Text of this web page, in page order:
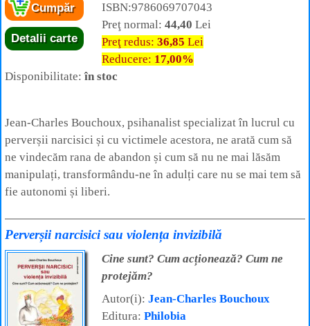
Cumpăr
Detalii carte
ISBN:9786069707043
Preţ normal: 44,40 Lei
Preţ redus: 36,85 Lei
Reducere: 17,00%
Disponibilitate:în stoc
Jean-Charles Bouchoux, psihanalist specializat în lucrul cu
perverșii narcisici și cu victimele acestora, ne arată cum să
ne vindecăm rana de abandon și cum să nu ne mai lăsăm
manipulați, transformându-ne în adulți care nu se mai tem să
fie autonomi și liberi.
Perverșii narcisici sau violența invizibilă
Cine sunt? Cum acționează? Cum ne
protejăm?
Autor(i): Jean-Charles Bouchoux
Editura: Philobia